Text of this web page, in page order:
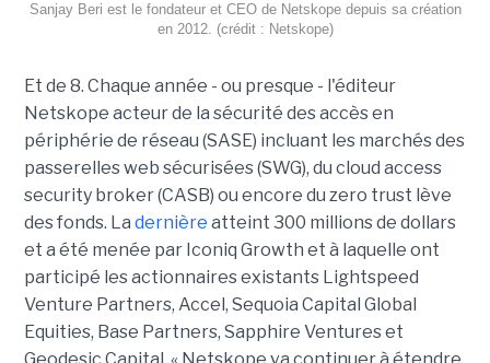
Sanjay Beri est le fondateur et CEO de Netskope depuis sa création
en 2012. (crédit : Netskope)
Et de 8. Chaque année - ou presque - l'éditeur
Netskope acteur de la sécurité des accès en
périphérie de réseau (SASE) incluant les marchés des
passerelles web sécurisées (SWG), du cloud access
security broker (CASB) ou encore du zero trust lève
des fonds. La dernière atteint 300 millions de dollars
et a été menée par Iconiq Growth et à laquelle ont
participé les actionnaires existants Lightspeed
Venture Partners, Accel, Sequoia Capital Global
Equities, Base Partners, Sapphire Ventures et